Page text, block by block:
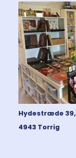
Hydestræde 39,
4943 Torrig